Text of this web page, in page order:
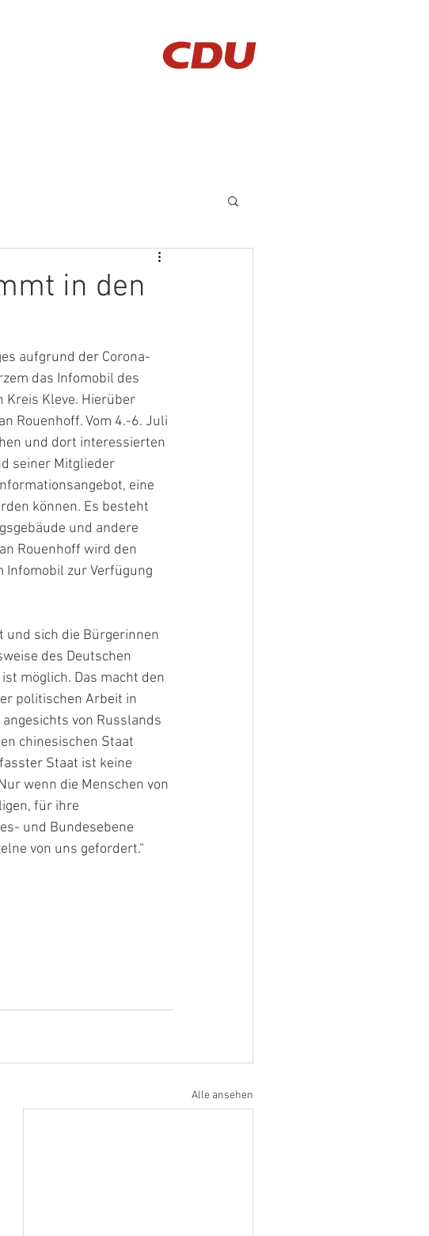
in den
aufgrund der Corona-
das Infomobil des
Kreis Kleve. Hierüber
Rouenhoff. Vom 4.-6. Juli
und dort interessierten
seiner Mitglieder
eine
können. Es besteht
und andere
Rouenhoff wird den
Infomobil zur Verfügung
und sich die Bürgerinnen
des Deutschen
möglich. Das macht den
politischen Arbeit in
von Russlands
chinesischen Staat
Staat ist keine
wenn die Menschen von
für ihre
und Bundesebene
von uns gefordert.“
Alle ansehen